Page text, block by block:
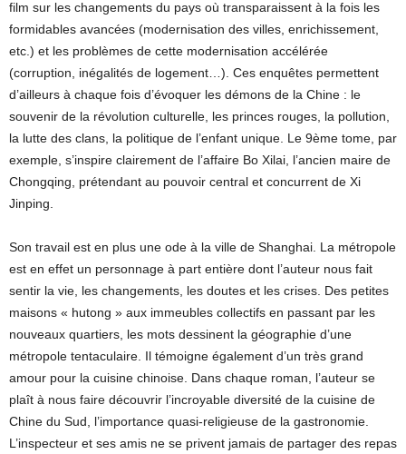
film sur les changements du pays où transparaissent à la fois les
formidables avancées (modernisation des villes, enrichissement,
etc.) et les problèmes de cette modernisation accélérée
(corruption, inégalités de logement…). Ces enquêtes permettent
d’ailleurs à chaque fois d’évoquer les démons de la Chine : le
souvenir de la révolution culturelle, les princes rouges, la pollution,
la lutte des clans, la politique de l’enfant unique. Le 9ème tome, par
exemple, s’inspire clairement de l’affaire Bo Xilai, l’ancien maire de
Chongqing, prétendant au pouvoir central et concurrent de Xi
Jinping.
Son travail est en plus une ode à la ville de Shanghai. La métropole
est en effet un personnage à part entière dont l’auteur nous fait
sentir la vie, les changements, les doutes et les crises. Des petites
maisons « hutong » aux immeubles collectifs en passant par les
nouveaux quartiers, les mots dessinent la géographie d’une
métropole tentaculaire. Il témoigne également d’un très grand
amour pour la cuisine chinoise. Dans chaque roman, l’auteur se
plaît à nous faire découvrir l’incroyable diversité de la cuisine de
Chine du Sud, l’importance quasi-religieuse de la gastronomie.
L’inspecteur et ses amis ne se privent jamais de partager des repas